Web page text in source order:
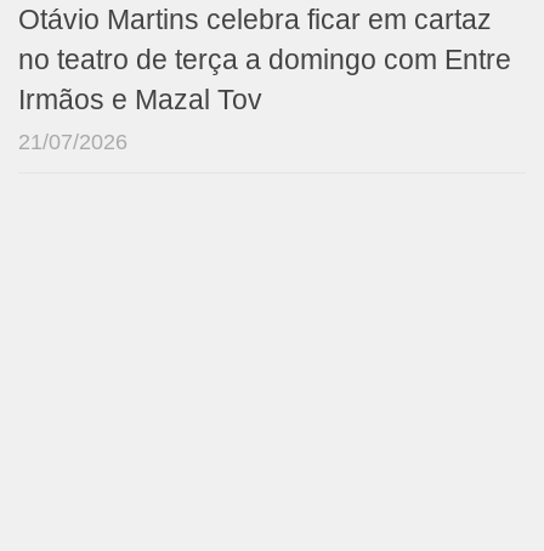
Otávio Martins celebra ficar em cartaz
no teatro de terça a domingo com Entre
Irmãos e Mazal Tov
21/07/2026